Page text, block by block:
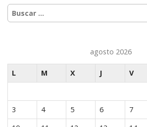
Buscar:
agosto 2026
L M X J V
3
4 5 6 7